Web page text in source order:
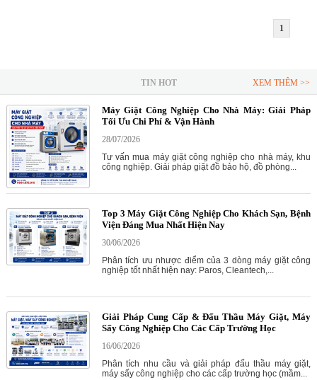
1
TIN HOT XEM THÊM >>
Máy Giặt Công Nghiệp Cho Nhà Máy: Giải Pháp
Tối Ưu Chi Phí & Vận Hành
28/07/2026
Tư vấn mua máy giặt công nghiệp cho nhà máy, khu
công nghiệp. Giải pháp giặt đồ bảo hộ, đồ phòng...
Top 3 Máy Giặt Công Nghiệp Cho Khách Sạn, Bệnh
Viện Đáng Mua Nhất Hiện Nay
30/06/2026
Phân tích ưu nhược điểm của 3 dòng máy giặt công
nghiệp tốt nhất hiện nay: Paros, Cleantech,...
Giải Pháp Cung Cấp & Đấu Thầu Máy Giặt, Máy
Sấy Công Nghiệp Cho Các Cấp Trường Học
16/06/2026
Phân tích nhu cầu và giải pháp đấu thầu máy giặt,
máy sấy công nghiệp cho các cấp trường học (mầm...